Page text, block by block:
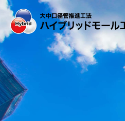
Skip
the
content